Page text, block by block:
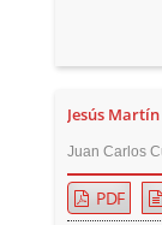
Jesús
Juan Carlos
PDF